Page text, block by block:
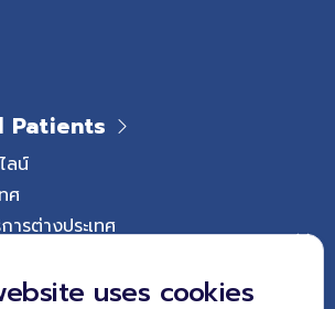
Patients
ลน์
ศ
ารต่างประเทศ
International Hospital
uses cookies